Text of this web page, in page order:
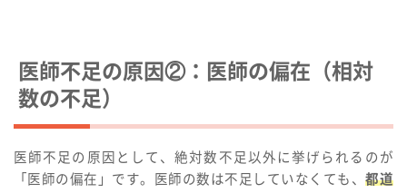
医師不足の原因②：医師の偏在（相対
数の不足）
医師不足の原因として、絶対数不足以外に挙げられるのが
「医師の偏在」です。医師の数は不足していなくても、都道